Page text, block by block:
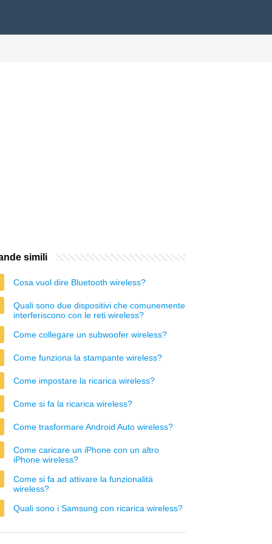
simili
Cosa vuol dire Bluetooth wireless?
Quali sono due dispositivi che comunemente
interferiscono con le reti wireless?
Come collegare un subwoofer wireless?
Come funziona la stampante wireless?
Come impostare la ricarica wireless?
Come si fa la ricarica wireless?
Come trasformare Android Auto wireless?
Come caricare un iPhone con un altro
iPhone wireless?
Come si fa ad attivare la funzionalità
wireless?
Quali sono i Samsung con ricarica wireless?